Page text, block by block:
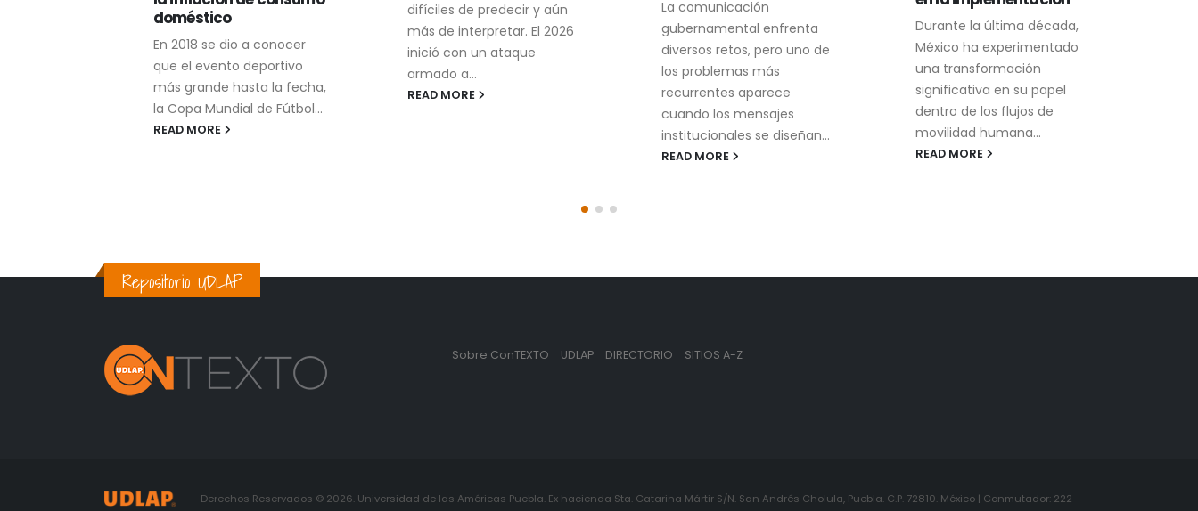
doméstico
En 2018 se dio a conocer
que el evento deportivo
más grande hasta la fecha,
la Copa Mundial de Fútbol...
READ MORE
difíciles de predecir y aún
más de interpretar. El 2026
inició con un ataque
armado a...
READ MORE
La comunicación
gubernamental enfrenta
diversos retos, pero uno de
los problemas más
recurrentes aparece
cuando los mensajes
institucionales se diseñan...
READ MORE
Durante la última década,
México ha experimentado
una transformación
significativa en su papel
dentro de los flujos de
movilidad humana...
READ MORE
Repositorio UDLAP
Sobre ConTEXTO UDLAP DIRECTORIO SITIOS A-Z
Derechos Reservados © 2026. Universidad de las Américas Puebla. Ex hacienda Sta. Catarina Mártir S/N. San Andrés Cholula, Puebla. C.P. 72810. México | Conmutador: 222